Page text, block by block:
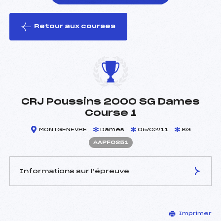
le ski
Retour aux courses
CRJ Poussins 2000 SG Dames
Course 1
MONTGENEVRE Dames 05/02/11 SG
AAPF0251
Informations sur l’épreuve
LEMAIRE FABRICE (AP)
Imprimer